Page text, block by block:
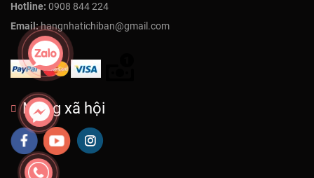
Hotline: 0908 844 224
Email:hangnhatichiban@gmail.com
Mạng xã hội